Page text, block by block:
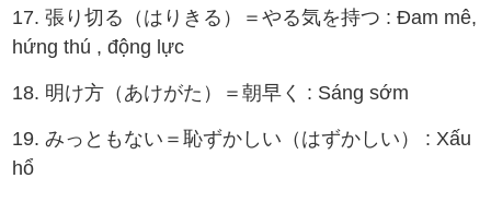
17. 張り切る（はりきる）＝やる気を持つ : Đam mê,
hứng thú , động lực
18. 明け方（あけがた）＝朝早く : Sáng sớm
19. みっともない＝恥ずかしい（はずかしい） : Xấu
hổ